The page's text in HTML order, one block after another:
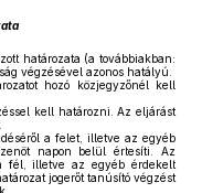
határozata (a továbbiakban:
végzésével azonos hatályú.
hozó közjegyzőnél kell
kell határozni. Az eljárást
a felet, illetve az egyéb
napon belül értesíti. Az
fél, illetve az egyéb érdekelt
jogerőt tanúsító végzést